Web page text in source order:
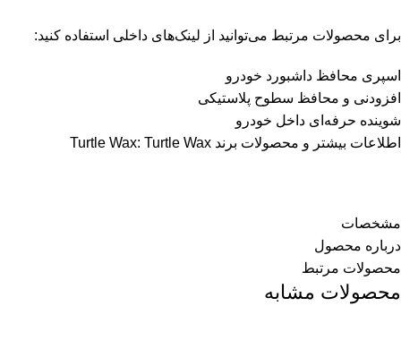
برای محصولات مرتبط می‌توانید از لینک‌های داخلی استفاده کنید:
اسپری محافظ داشبورد خودرو
افزودنی و محافظ سطوح پلاستیکی
شوینده حرفه‌ای داخل خودرو
اطلاعات بیشتر و محصولات برند Turtle Wax: Turtle Wax
مشخصات
درباره محصول
محصولات مرتبط
محصولات مشابه